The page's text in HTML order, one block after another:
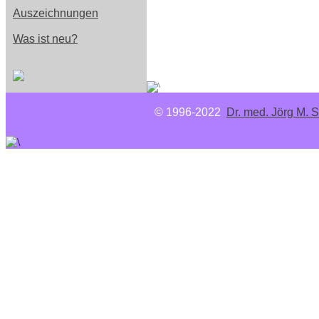
Auszeichnungen
Was ist neu?
© 1996-2022 Dr. med. Jörg M.